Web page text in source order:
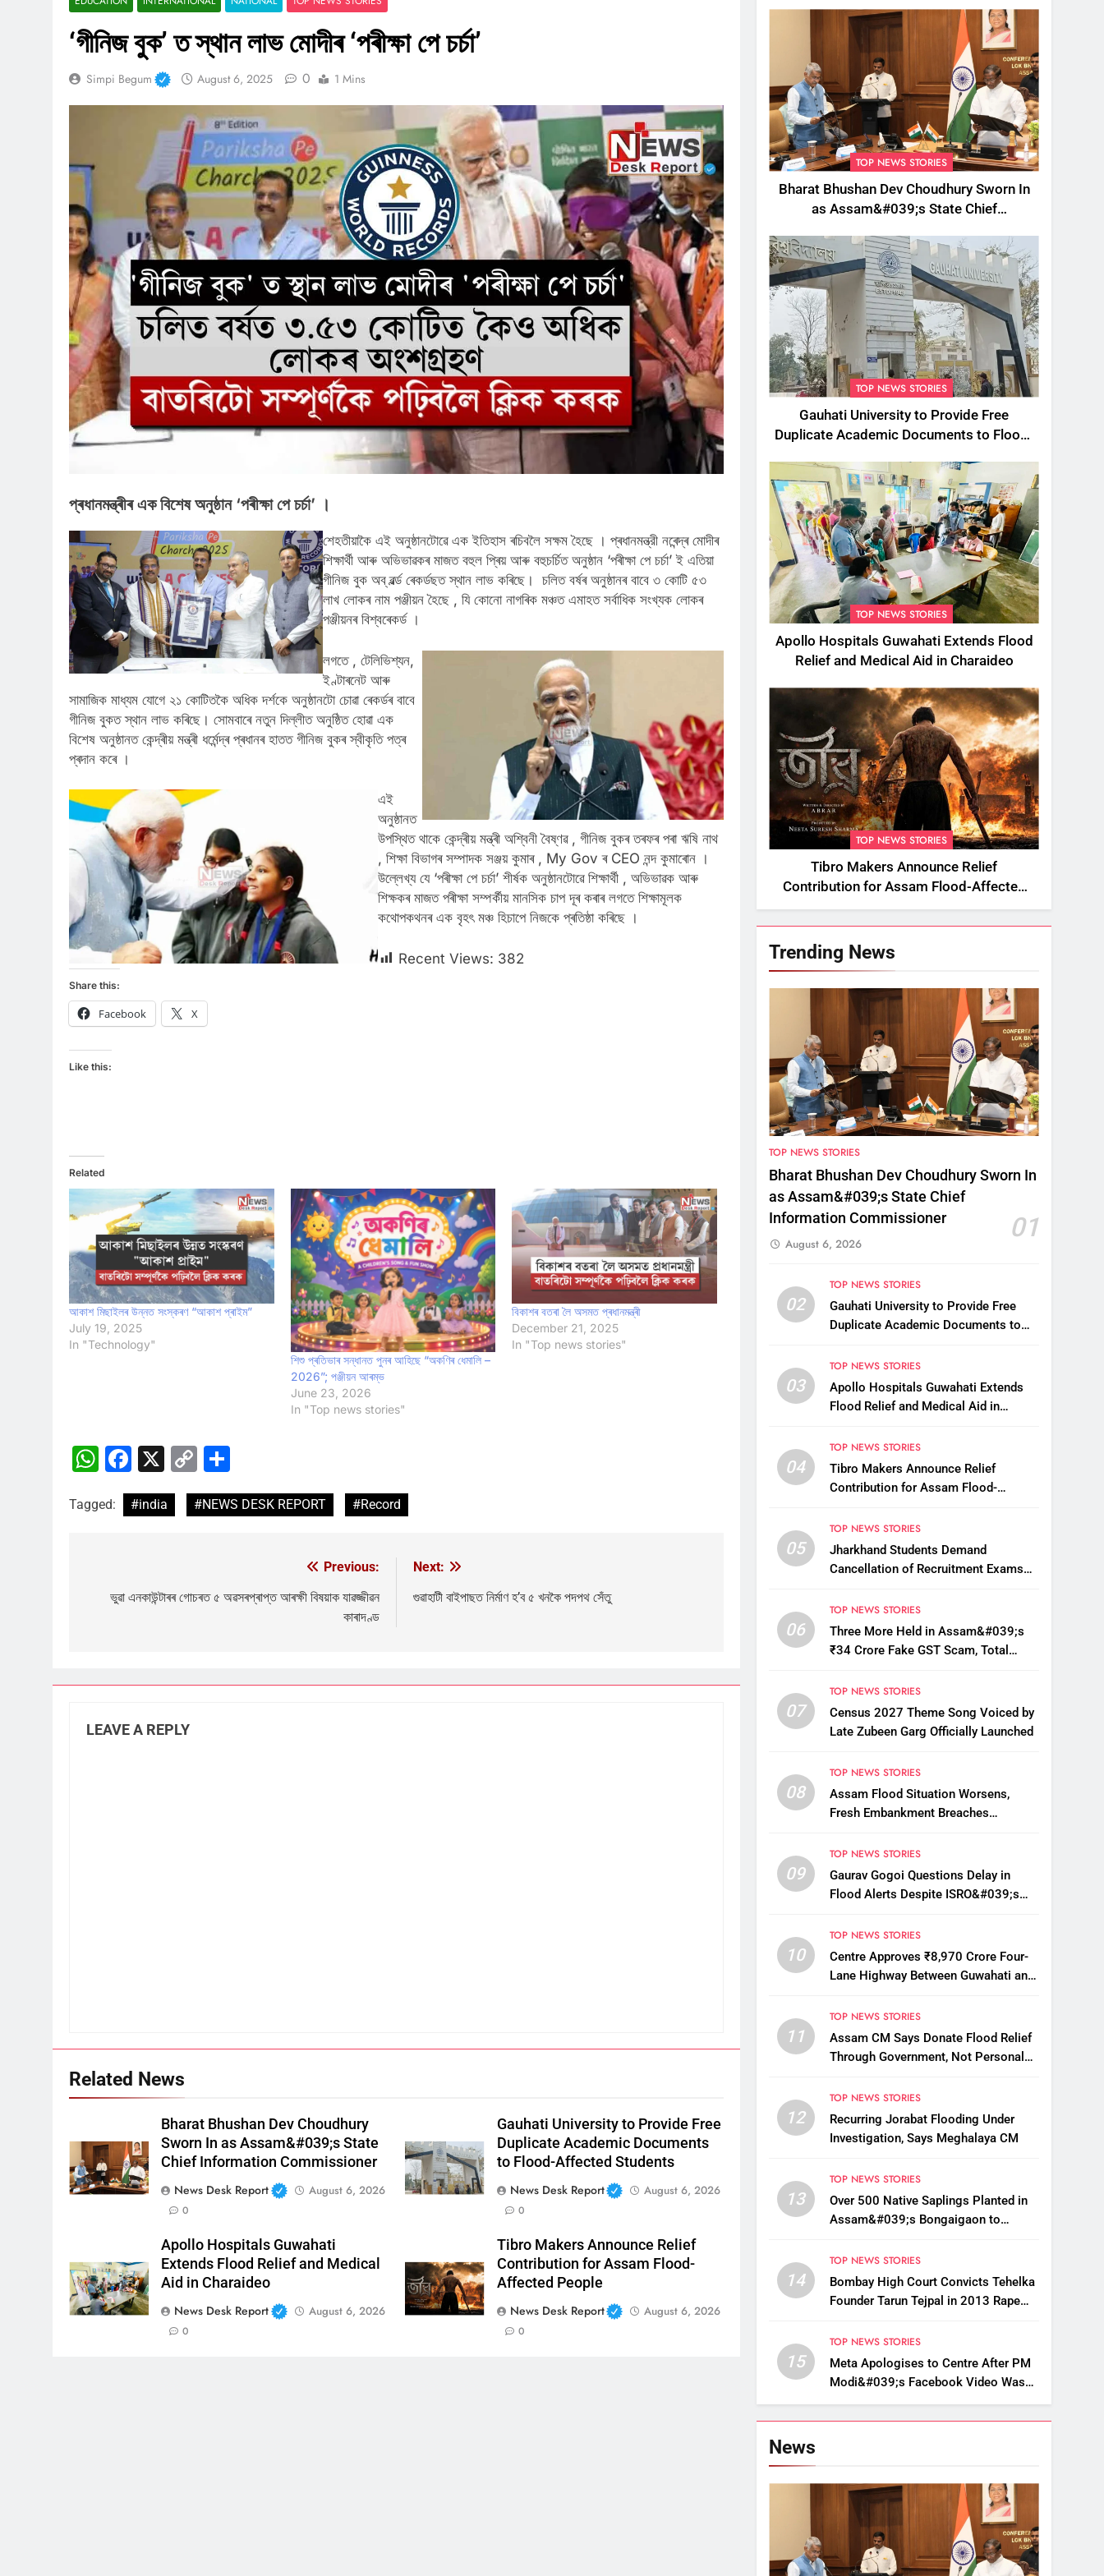
‘গীনিজ বুক’ ত স্থান লাভ মোদীৰ ‘পৰীক্ষা পে চর্চা’
Simpi Begum August 6, 2025 0 1 Mins
প্ৰধানমন্ত্ৰীৰ এক বিশেষ অনুষ্ঠান ‘পৰীক্ষা পে চর্চা’ ।
শেহতীয়াকৈ এই অনুষ্ঠানটোৱে এক ইতিহাস ৰচিবলৈ সক্ষম হৈছে । প্ৰধানমন্ত্রী নৰেন্দ্ৰ মোদীৰ
শিক্ষার্থী আৰু অভিভাৱকৰ মাজত বহুল প্ৰিয় আৰু বহুচৰ্চিত অনুষ্ঠান ‘পৰীক্ষা পে চর্চা’ ই এতিয়া
গীনিজ বুক অব্ ৱৰ্ল্ড ৰেকৰ্ডছত স্থান লাভ কৰিছে। চলিত বৰ্ষৰ অনুষ্ঠানৰ বাবে ৩ কোটি ৫৩
লাখ লোকৰ নাম পঞ্জীয়ন হৈছে , যি কোনো নাগৰিক মঞ্চত এমাহত সর্বাধিক সংখ্যক লোকৰ
পঞ্জীয়নৰ বিশ্বৰেকৰ্ড ।
লগতে , টেলিভিশ্যন,
ইণ্টাৰনেট আৰু
সামাজিক মাধ্যম যোগে ২১ কোটিতকৈ অধিক দৰ্শকে অনুষ্ঠানটো চোৱা ৰেকৰ্ডৰ বাবে
গীনিজ বুকত স্থান লাভ কৰিছে। সোমবাৰে নতুন দিল্লীত অনুষ্ঠিত হোৱা এক
বিশেষ অনুষ্ঠানত কেন্দ্ৰীয় মন্ত্ৰী ধৰ্মেন্দ্ৰ প্ৰধানৰ হাতত গীনিজ বুকৰ স্বীকৃতি পত্ৰ
প্ৰদান কৰে ।
এই
অনুষ্ঠানত
উপস্থিত থাকে কেন্দ্ৰীয় মন্ত্ৰী অশ্বিনী বৈষ্ণৱ , গীনিজ বুকৰ তৰফৰ পৰা ঋষি নাথ
, শিক্ষা বিভাগৰ সম্পাদক সঞ্জয় কুমাৰ , My Gov ৰ CEO নন্দ কুমাৰোন ।
উল্লেখ্য যে ‘পৰীক্ষা পে চর্চা’ শীৰ্ষক অনুষ্ঠানটোৱে শিক্ষার্থী , অভিভাৱক আৰু
শিক্ষকৰ মাজত পৰীক্ষা সম্পৰ্কীয় মানসিক চাপ দূৰ কৰাৰ লগতে শিক্ষামূলক
কথোপকথনৰ এক বৃহৎ মঞ্চ হিচাপে নিজকে প্ৰতিষ্ঠা কৰিছে ।
Recent Views: 382
Share this:
Facebook X
Like this:
Related
আকাশ মিছাইলৰ উন্নত সংস্কৰণ “আকাশ প্ৰাইম”
July 19, 2025
In "Technology"
শিশু প্ৰতিভাৰ সন্ধানত পুনৰ আহিছে “অকণিৰ ধেমালি –
2026”; পঞ্জীয়ন আৰম্ভ
June 23, 2026
In "Top news stories"
বিকাশৰ বতৰা লৈ অসমত প্ৰধানমন্ত্ৰী
December 21, 2025
In "Top news stories"
WhatsApp
Facebook
X
Copy
Link
Tagged: #india #NEWS DESK REPORT #Record
navigation
Previous:
ভুৱা এনকাউন্টাৰৰ গোচৰত ৫ অৱসৰপ্ৰাপ্ত আৰক্ষী বিষয়াক যাৱজ্জীৱন
কাৰাদণ্ড
Next:
গুৱাহাটী বাইপাছত নির্মাণ হ’ব ৫ খনকৈ পদপথ সেঁতু
LEAVE A REPLY
Related News
Bharat Bhushan Dev Choudhury
Sworn In as Assam&#039;s State
Chief Information Commissioner
News Desk Report
August 6, 2026
0
Gauhati University to Provide Free
Duplicate Academic Documents
to Flood-Affected Students
News Desk Report
August 6, 2026
0
Apollo Hospitals Guwahati
Extends Flood Relief and Medical
Aid in Charaideo
News Desk Report
August 6, 2026
0
Tibro Makers Announce Relief
Contribution for Assam Flood-
Affected People
News Desk Report
August 6, 2026
0
TOP NEWS STORIES
Bharat Bhushan Dev Choudhury Sworn In
as Assam&#039;s State Chief
TOP NEWS STORIES
Gauhati University to Provide Free
Duplicate Academic Documents to Flood-
TOP NEWS STORIES
Apollo Hospitals Guwahati Extends Flood
Relief and Medical Aid in Charaideo
TOP NEWS STORIES
Tibro Makers Announce Relief
Contribution for Assam Flood-Affected
People
Trending News
TOP NEWS STORIES
Bharat Bhushan Dev Choudhury Sworn In
as Assam&#039;s State Chief
Information Commissioner
01
August 6, 2026
02
TOP NEWS STORIES
Gauhati University to Provide Free
Duplicate Academic Documents to
03
TOP NEWS STORIES
Apollo Hospitals Guwahati Extends
Flood Relief and Medical Aid in
04
TOP NEWS STORIES
Tibro Makers Announce Relief
Contribution for Assam Flood-
05
TOP NEWS STORIES
Jharkhand Students Demand
Cancellation of Recruitment Exams
06
TOP NEWS STORIES
Three More Held in Assam&#039;s
₹34 Crore Fake GST Scam, Total
07
TOP NEWS STORIES
Census 2027 Theme Song Voiced by
Late Zubeen Garg Officially Launched
08
TOP NEWS STORIES
Assam Flood Situation Worsens,
Fresh Embankment Breaches
09
TOP NEWS STORIES
Gaurav Gogoi Questions Delay in
Flood Alerts Despite ISRO&#039;s
10
TOP NEWS STORIES
Centre Approves ₹8,970 Crore Four-
Lane Highway Between Guwahati and
11
TOP NEWS STORIES
Assam CM Says Donate Flood Relief
Through Government, Not Personal
12
TOP NEWS STORIES
Recurring Jorabat Flooding Under
Investigation, Says Meghalaya CM
13
TOP NEWS STORIES
Over 500 Native Saplings Planted in
Assam&#039;s Bongaigaon to
14
TOP NEWS STORIES
Bombay High Court Convicts Tehelka
Founder Tarun Tejpal in 2013 Rape
15
TOP NEWS STORIES
Meta Apologises to Centre After PM
Modi&#039;s Facebook Video Was
Briefly Removed
News